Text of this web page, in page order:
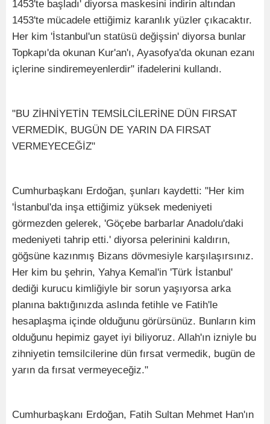
1453'te başladı' diyorsa maskesini indirin altından
1453'te mücadele ettiğimiz karanlık yüzler çıkacaktır.
Her kim 'İstanbul'un statüsü değişsin' diyorsa bunlar
Topkapı'da okunan Kur'an'ı, Ayasofya'da okunan ezanı
içlerine sindiremeyenlerdir" ifadelerini kullandı.
"BU ZİHNİYETİN TEMSİLCİLERİNE DÜN FIRSAT
VERMEDİK, BUGÜN DE YARIN DA FIRSAT
VERMEYECEĞİZ"
Cumhurbaşkanı Erdoğan, şunları kaydetti: "Her kim
'İstanbul'da inşa ettiğimiz yüksek medeniyeti
görmezden gelerek, 'Göçebe barbarlar Anadolu'daki
medeniyeti tahrip etti.' diyorsa pelerinini kaldırın,
göğsüne kazınmış Bizans dövmesiyle karşılaşırsınız.
Her kim bu şehrin, Yahya Kemal'in 'Türk İstanbul'
dediği kurucu kimliğiyle bir sorun yaşıyorsa arka
planına baktığınızda aslında fetihle ve Fatih'le
hesaplaşma içinde olduğunu görürsünüz. Bunların kim
olduğunu hepimiz gayet iyi biliyoruz. Allah'ın izniyle bu
zihniyetin temsilcilerine dün fırsat vermedik, bugün de
yarın da fırsat vermeyeceğiz."
Cumhurbaşkanı Erdoğan, Fatih Sultan Mehmet Han'ın